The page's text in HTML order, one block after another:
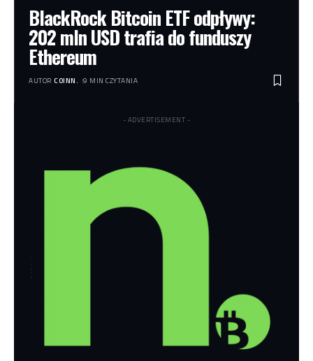
BlackRock Bitcoin ETF odpływy:
202 mln USD trafia do funduszy
Ethereum
AUTOR COINN. 9 MIN CZYTANIA
- ADVERTISEMENT -